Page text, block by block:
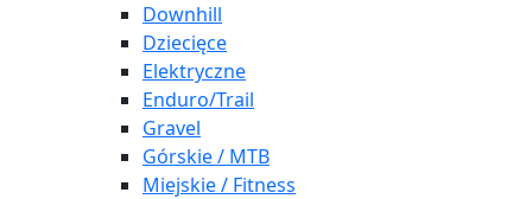
Downhill
Dziecięce
Elektryczne
Enduro/Trail
Gravel
Górskie / MTB
Miejskie / Fitness